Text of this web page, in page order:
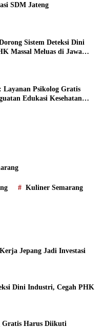
SDM Jateng
Sistem Deteksi Dini
Massal Meluas di Jawa
Layanan Psikolog Gratis
Edukasi Kesehatan
Kuliner Semarang
Jepang Jadi Investasi
Dini Industri, Cegah PHK
Gratis Harus Diikuti